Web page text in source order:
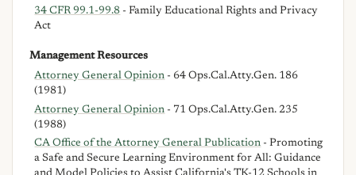
34 CFR 99.1-99.8 - Family Educational Rights and Privacy
Act
Management Resources
Attorney General Opinion - 64 Ops.Cal.Atty.Gen. 186
(1981)
Attorney General Opinion - 71 Ops.Cal.Atty.Gen. 235
(1988)
CA Office of the Attorney General Publication - Promoting
a Safe and Secure Learning Environment for All: Guidance